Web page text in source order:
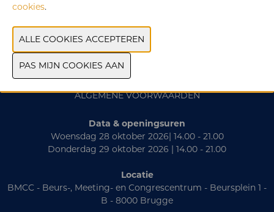
CONTACT
PRAKTISCH
EXPOSANTENLIJST
ALGEMENE VOORWAARDEN
Data & openingsuren
Woensdag 28 oktober 2026| 14.00 - 21.00
Donderdag 29 oktober 2026 | 14.00 - 21.00
Locatie
BMCC - Beurs-, Meeting- en Congrescentrum - Beursplein 1 -
B - 8000 Brugge
cookies.